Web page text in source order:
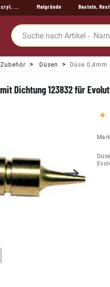
... Malgründe Basteln,
Düsen Düse
Dichtung 123832 für